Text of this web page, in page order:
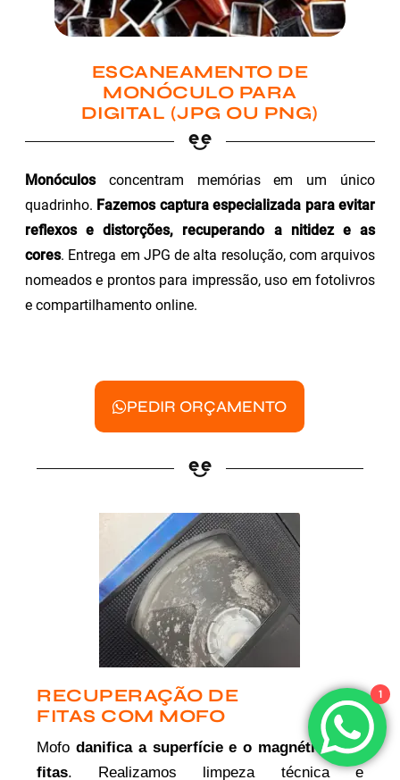
ESCANEAMENTO DE
MONÓCULO PARA
DIGITAL (JPG OU PNG)
Monóculosconcentram memórias em um único
quadrinho. Fazemos captura especializada para evitar
reflexos e distorções, recuperando a nitidez e as
cores. Entrega em JPG de alta resolução, com arquivos
nomeados e prontos para impressão, uso em fotolivros
e compartilhamento online.
PEDIR ORÇAMENTO
RECUPERAÇÃO DE
FITAS COM MOFO
Mofodanifica a superfície e o magnético das
fitas. Realizamos limpeza técnica e
1